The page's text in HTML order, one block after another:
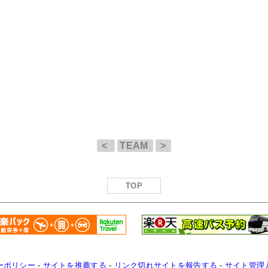
< TEAM >
TOP
ポリシー - サイトを推薦する - リンク切れサイトを報告する - サイト管理